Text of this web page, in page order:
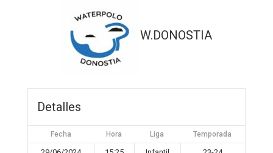
W.DONOSTIA
Detalles
Fecha Hora Liga Temporada